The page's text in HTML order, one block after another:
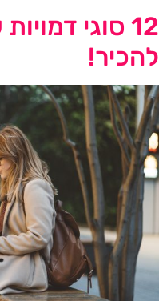
12 סוגי
להכיר!